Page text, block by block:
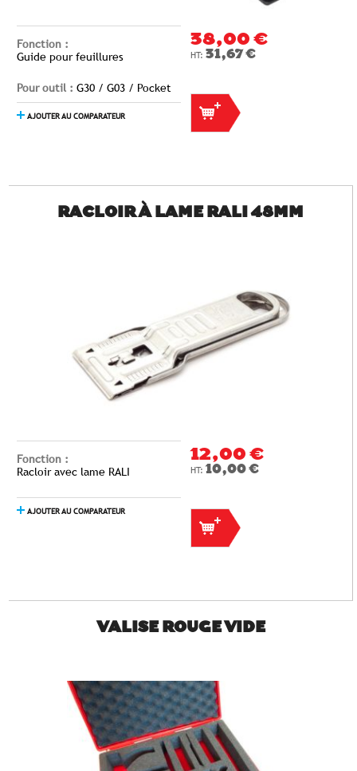
Fonction :
Guide pour feuillures
Pour outil : G30 / G03 / Pocket
AJOUTER AU COMPARATEUR
38,00 €
31,67 €
RACLOIR À LAME RALI 48MM
Fonction :
Racloir avec lame RALI
AJOUTER AU COMPARATEUR
12,00 €
10,00 €
VALISE ROUGE VIDE